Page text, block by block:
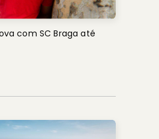
com SC Braga até